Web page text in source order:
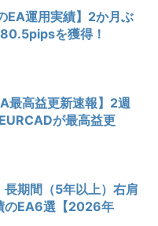
EA運用実績】2か月ぶ
を獲得！
最高益更新速報】2週
が最高益更
長期間（5年以上）右肩
のEA6選【2026年